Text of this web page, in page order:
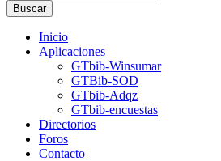
Buscar
Inicio
Aplicaciones
GTbib-Winsumar
GTBib-SOD
GTbib-Adqz
GTbib-encuestas
Directorios
Foros
Contacto